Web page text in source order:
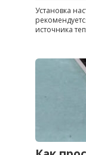
Установка
источника